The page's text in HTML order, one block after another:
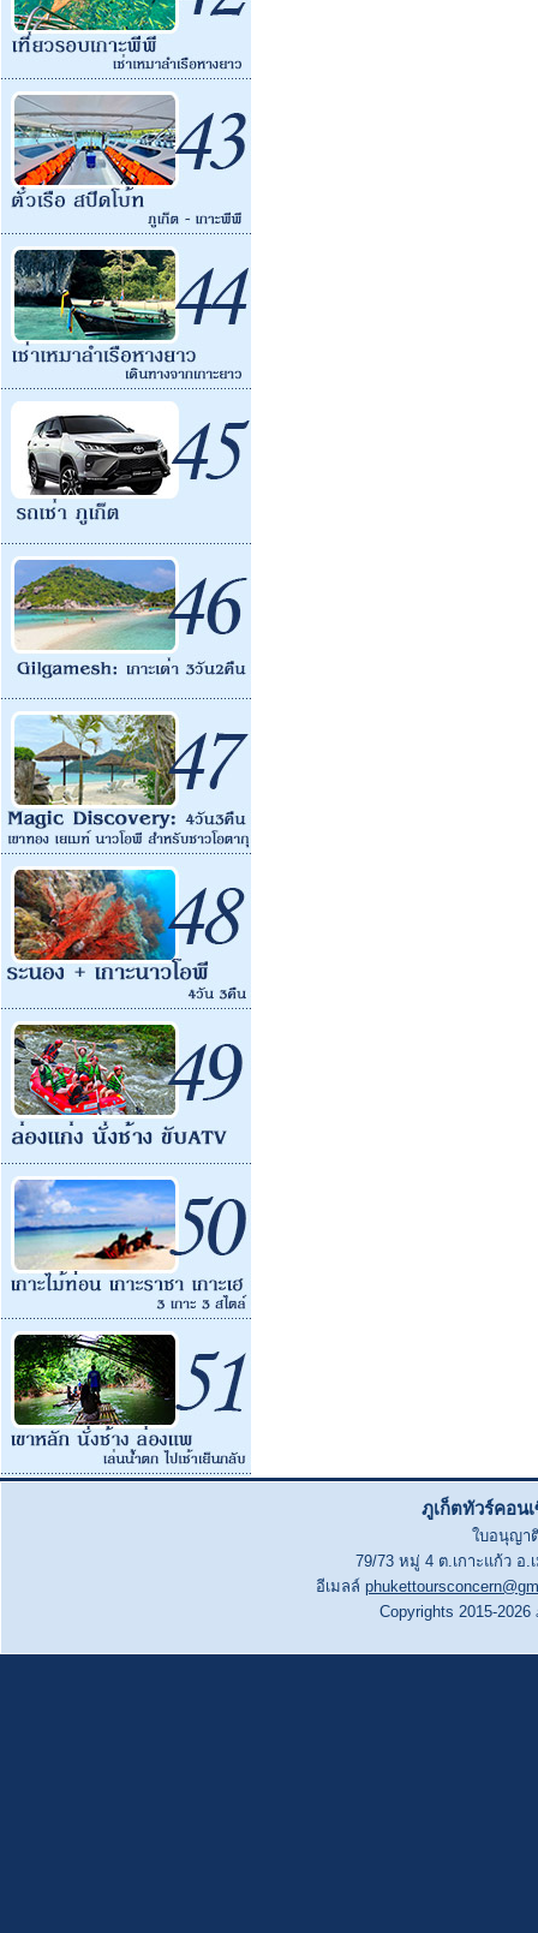
ภูเก็ตทัวร์คอน
ใบอนุญา
79/73 หมู่ 4 ต.เกาะแก้ว อ.
อีเมลล์
Copyrights 2015-